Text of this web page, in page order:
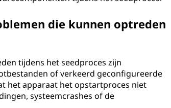
die kunnen optreden
tijdens het seedproces zijn
of verkeerd geconfigureerde
het apparaat het opstartproces niet
systeemcrashes of de